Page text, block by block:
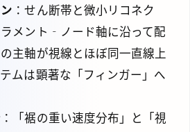
：せん断帯と微小リコネク
メント‐ノード軸に沿って配
主軸が視線とほぼ同一直線上
ムは顕著な「フィンガー」へ
：「裾の重い速度分布」と「視